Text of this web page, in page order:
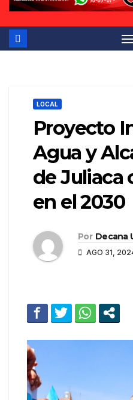
LOCAL
Proyecto
Agua y
de Juliaca
en el 2030
Por Decana
AGO 31,